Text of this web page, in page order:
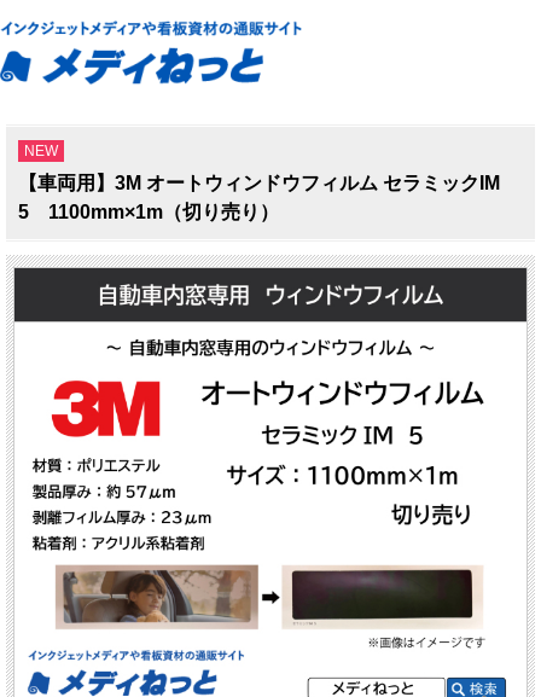
NEW
【車両用】3M オートウィンドウフィルム セラミックIM
5 1100mm×1m（切り売り）